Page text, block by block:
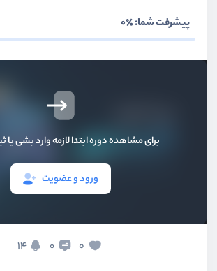
پیشرفت شما:٪0
برای مشاهده دوره ابتدا لازمه وارد بشی یا
ورود و عضویت
0
0
14
بخش چهارم طراحی Landing Page
طراحی صفحه محصول
داینامیک سازی در المنتور